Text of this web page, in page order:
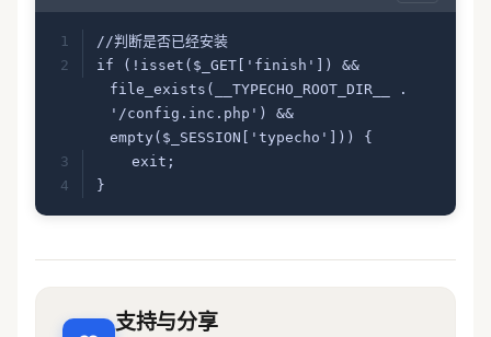
//判断是否已经安装
if (!isset($_GET['finish']) &&
file_exists(__TYPECHO_ROOT_DIR__ .
'/config.inc.php') &&
empty($_SESSION['typecho'])) {
    exit;
}
支持与分享